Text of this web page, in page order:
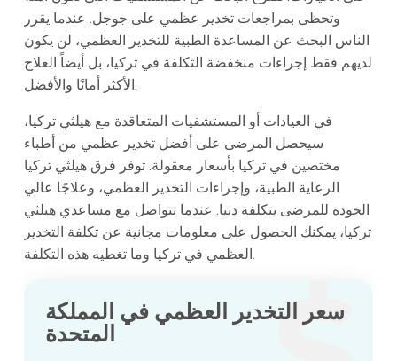
وتحظى بمراجعات تخدير عظمي على جوجل. عندما يقرر
الناس البحث عن المساعدة الطبية للتخدير العظمي، لن يكون
لديهم فقط إجراءات منخفضة التكلفة في تركيا، بل أيضاً العلاج
الأكثر أمانًا والأفضل.
في العيادات أو المستشفيات المتعاقدة مع هيلثي تركيا،
سيحصل المرضى على أفضل تخدير عظمي من أطباء
مختصين في تركيا بأسعار معقولة. توفر فرق هيلثي تركيا
الرعاية الطبية، وإجراءات التخدير العظمي، وعلاجًا عالي
الجودة للمرضى بتكلفة دنيا. عندما تتواصل مع مساعدي هيلثي
تركيا، يمكنك الحصول على معلومات مجانية عن تكلفة التخدير
العظمي في تركيا وما تغطيه هذه التكلفة.
سعر التخدير العظمي في المملكة
المتحدة